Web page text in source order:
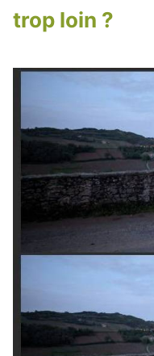
trop loin ?